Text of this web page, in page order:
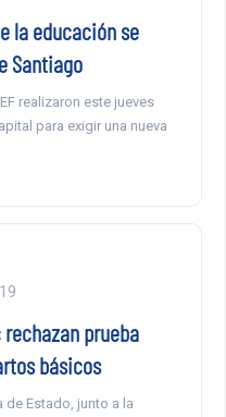
la educación se
Santiago
realizaron este jueves
para exigir una nueva
prueba
básicos
Estado, junto a la